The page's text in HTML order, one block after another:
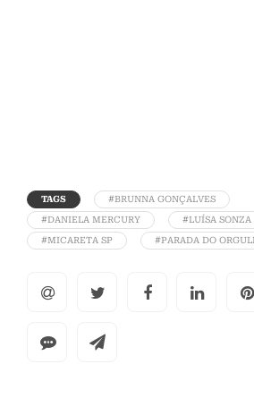
TAGS #BRUNNA GONÇALVES
#DANIELA MERCURY #LUÍSA SONZA
#MICARETA SP #PARADA DO